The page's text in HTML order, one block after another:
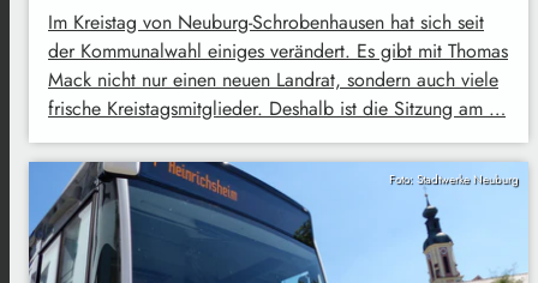
Im Kreistag von Neuburg-Schrobenhausen hat sich seit
der Kommunalwahl einiges verändert. Es gibt mit Thomas
Mack nicht nur einen neuen Landrat, sondern auch viele
frische Kreistagsmitglieder. Deshalb ist die Sitzung am …
Foto: Stadtwerke Neuburg